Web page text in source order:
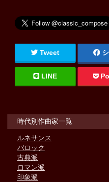
Tweet
LINE
時代別作曲家一覧
ルネサンス
バロック
古典派
ロマン派
印象派